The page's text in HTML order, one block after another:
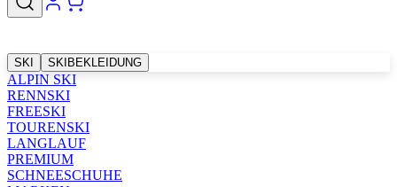
SKI SKIBEKLEIDUNG
ALPIN SKI
RENNSKI
FREESKI
TOURENSKI
LANGLAUF
PREMIUM
SCHNEESCHUHE